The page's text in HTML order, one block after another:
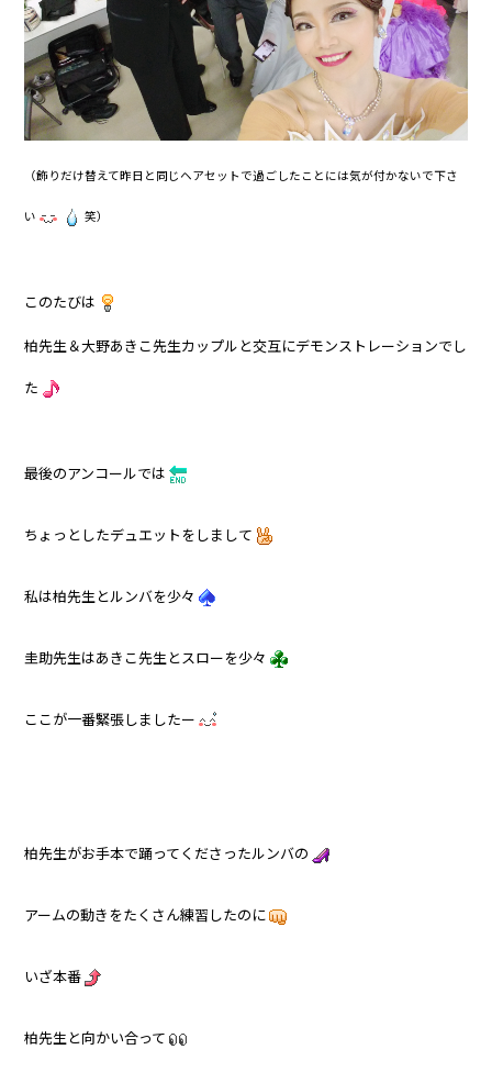
（飾りだけ替えて昨日と同じヘアセットで過ごしたことには気が付かないで下さ
い 笑）
このたびは
柏先生＆大野あきこ先生カップルと交互にデモンストレーションでし
た
最後のアンコールでは
ちょっとしたデュエットをしまして
私は柏先生とルンバを少々
圭助先生はあきこ先生とスローを少々
ここが一番緊張しましたー
柏先生がお手本で踊ってくださったルンバの
アームの動きをたくさん練習したのに
いざ本番
柏先生と向かい合って